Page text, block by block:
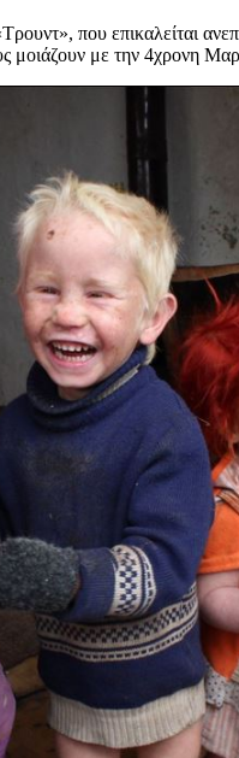
που επικαλείται
μοιάζουν με την 4χρονη